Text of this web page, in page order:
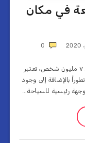
في مكان
0
تايبيه عاصمة تايوان والتي يسكنها أكثر من ٧ مليون شخص، تعتبر
بالإضافة إلى وجود
رئيسية للسياحة…